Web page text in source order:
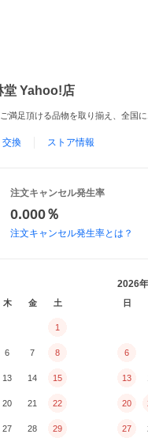
堂 Yahoo!店
満足頂ける品物を取り揃え、全国に
交換 ストア情報
注文キャンセル発生率
0.000％
注文キャンセル発生率とは？
木 金 土
1
6 7 8
13 14 15
20 21 22
27 28 29
2026
日
6
13
20
27